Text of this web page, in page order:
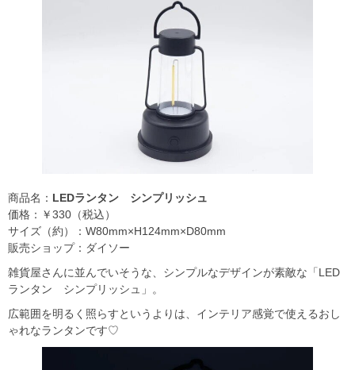
商品名： LEDランタン シンプリッシュ
価格：￥330（税込）
サイズ（約）：W80mm×H124mm×D80mm
販売ショップ：ダイソー
雑貨屋さんに並んでいそうな、シンプルなデザインが素敵な「LED
ランタン シンプリッシュ」。
広範囲を明るく照らすというよりは、インテリア感覚で使えるおし
ゃれなランタンです♡